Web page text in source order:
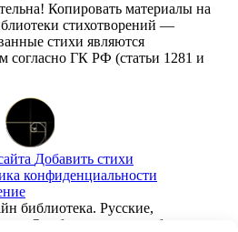
Копировать материалы на
стихотворений —
стихи являются
согласно ГК РФ (статьи 1281 и
Добавить стихи
конфиденциальности
библиотека. Русские,
Опубликованы и публикуем